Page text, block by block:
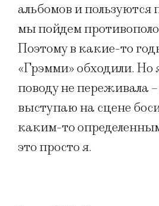
альбомов и пользуются
мы пойдем
Поэтому в какие-то
«Грэмми» обходили. Но
поводу не переживала
выступаю на сцене
каким-то
это просто я.